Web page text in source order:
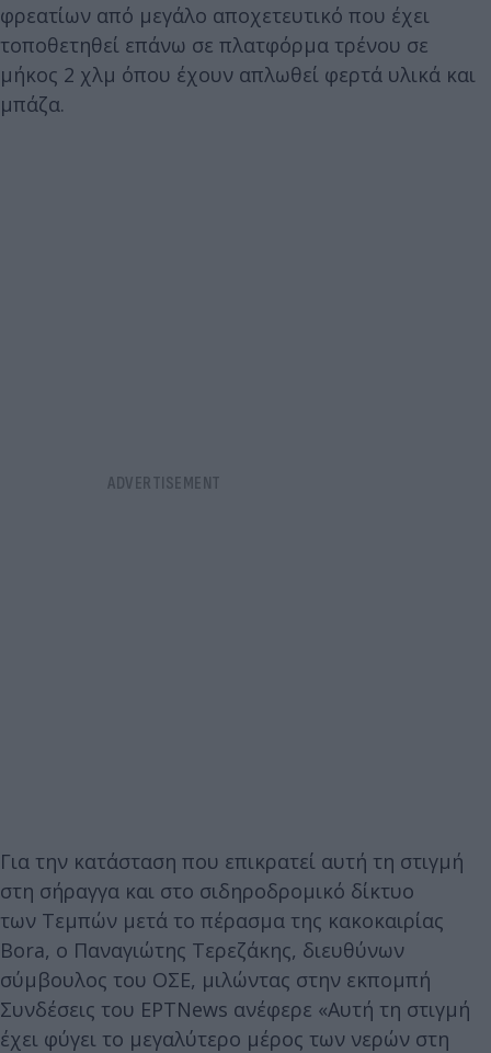
φρεατίων από μεγάλο αποχετευτικό που έχει
τοποθετηθεί επάνω σε πλατφόρμα τρένου σε
μήκος 2 χλμ όπου έχουν απλωθεί φερτά υλικά και
μπάζα.
Για την κατάσταση που επικρατεί αυτή τη στιγμή
στη σήραγγα και στο σιδηροδρομικό δίκτυο
των Τεμπών μετά το πέρασμα της κακοκαιρίας
Bora, ο Παναγιώτης Τερεζάκης, διευθύνων
σύμβουλος του ΟΣΕ, μιλώντας στην εκπομπή
Συνδέσεις του ΕΡΤΝews ανέφερε «Αυτή τη στιγμή
έχει φύγει το μεγαλύτερο μέρος των νερών στη